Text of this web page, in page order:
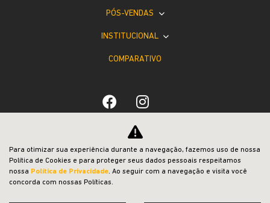
PÓS-VENDAS
INSTITUCIONAL
COMPARATIVO
Desacelere. Seu bem maior é a vida.
Para otimizar sua experiência durante a navegação, fazemos uso de nossa
Política de Cookies e para proteger seus dados pessoais respeitamos
nossa Política de Privacidade. Ao seguir com a navegação e visita você
concorda com nossas Políticas.